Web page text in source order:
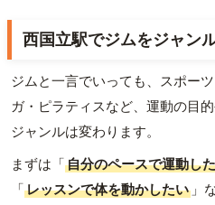
西国立駅でジムをジャン
ジムと一言でいっても、スポー
ガ・ピラティスなど、運動の目
ジャンルは変わります。
まずは「自分のペースで運動し
「レッスンで体を動かしたい 」